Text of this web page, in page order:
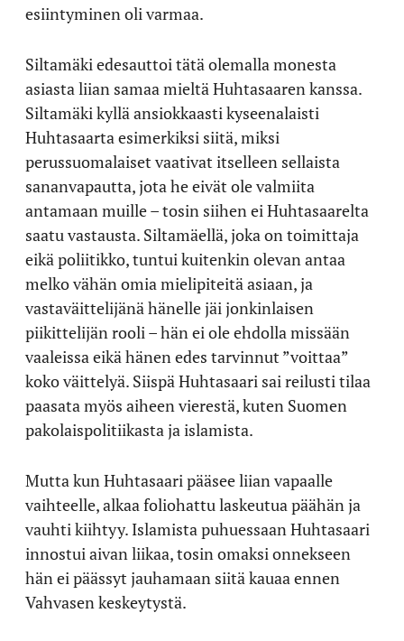
esiintyminen oli varmaa.
Siltamäki edesauttoi tätä olemalla monesta
asiasta liian samaa mieltä Huhtasaaren kanssa.
Siltamäki kyllä ansiokkaasti kyseenalaisti
Huhtasaarta esimerkiksi siitä, miksi
perussuomalaiset vaativat itselleen sellaista
sananvapautta, jota he eivät ole valmiita
antamaan muille – tosin siihen ei Huhtasaarelta
saatu vastausta. Siltamäellä, joka on toimittaja
eikä poliitikko, tuntui kuitenkin olevan antaa
melko vähän omia mielipiteitä asiaan, ja
vastaväittelijänä hänelle jäi jonkinlaisen
piikittelijän rooli – hän ei ole ehdolla missään
vaaleissa eikä hänen edes tarvinnut ”voittaa”
koko väittelyä. Siispä Huhtasaari sai reilusti tilaa
paasata myös aiheen vierestä, kuten Suomen
pakolaispolitiikasta ja islamista.
Mutta kun Huhtasaari pääsee liian vapaalle
vaihteelle, alkaa foliohattu laskeutua päähän ja
vauhti kiihtyy. Islamista puhuessaan Huhtasaari
innostui aivan liikaa, tosin omaksi onnekseen
hän ei päässyt jauhamaan siitä kauaa ennen
Vahvasen keskeytystä.